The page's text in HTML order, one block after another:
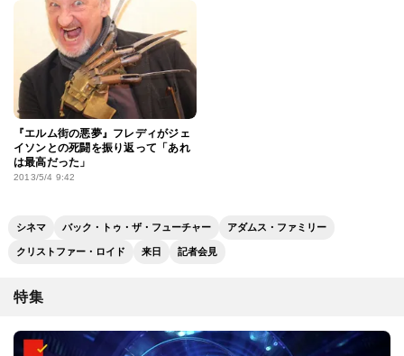
『エルム街の悪夢』フレディがジェ
イソンとの死闘を振り返って「あれ
は最高だった」
2013/5/4 9:42
シネマ バック・トゥ・ザ・フューチャー アダムス・ファミリー
クリストファー・ロイド 来日 記者会見
特集